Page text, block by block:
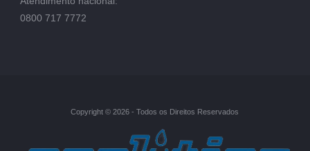
0800 717 7772
Copyright © 2026 - Todos os Direitos Reservados